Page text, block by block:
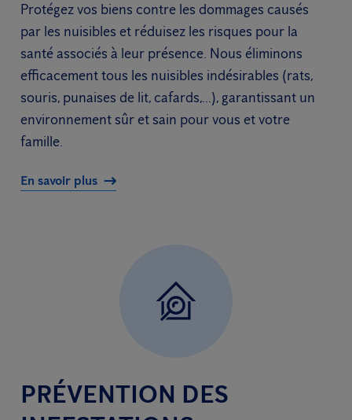
Protégez vos biens contre les dommages causés
par les nuisibles et réduisez les risques pour la
santé associés à leur présence. Nous éliminons
efficacement tous les nuisibles indésirables (rats,
souris, punaises de lit, cafards,...), garantissant un
environnement sûr et sain pour vous et votre
famille.
En savoir plus
PRÉVENTION DES